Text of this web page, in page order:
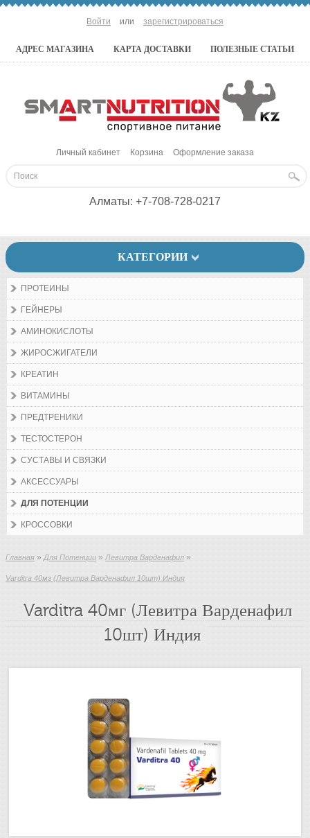
Войти или зарегистрироваться
АДРЕС МАГАЗИНА КАРТА ДОСТАВКИ ПОЛЕЗНЫЕ СТАТЬИ
Личный кабинет Корзина Оформление заказа
Алматы: +7-708-728-0217
КАТЕГОРИИ
ПРОТЕИНЫ
ГЕЙНЕРЫ
АМИНОКИСЛОТЫ
ЖИРОСЖИГАТЕЛИ
КРЕАТИН
ВИТАМИНЫ
ПРЕДТРЕНИКИ
ТЕСТОСТЕРОН
СУСТАВЫ И СВЯЗКИ
АКСЕССУАРЫ
ДЛЯ ПОТЕНЦИИ
КРОССОВКИ
Главная »Для Потенции »Левитра Варденафил »
Varditra 40мг (Левитра Варденафил 10шт) Индия
Varditra 40мг (Левитра Варденафил
10шт) Индия